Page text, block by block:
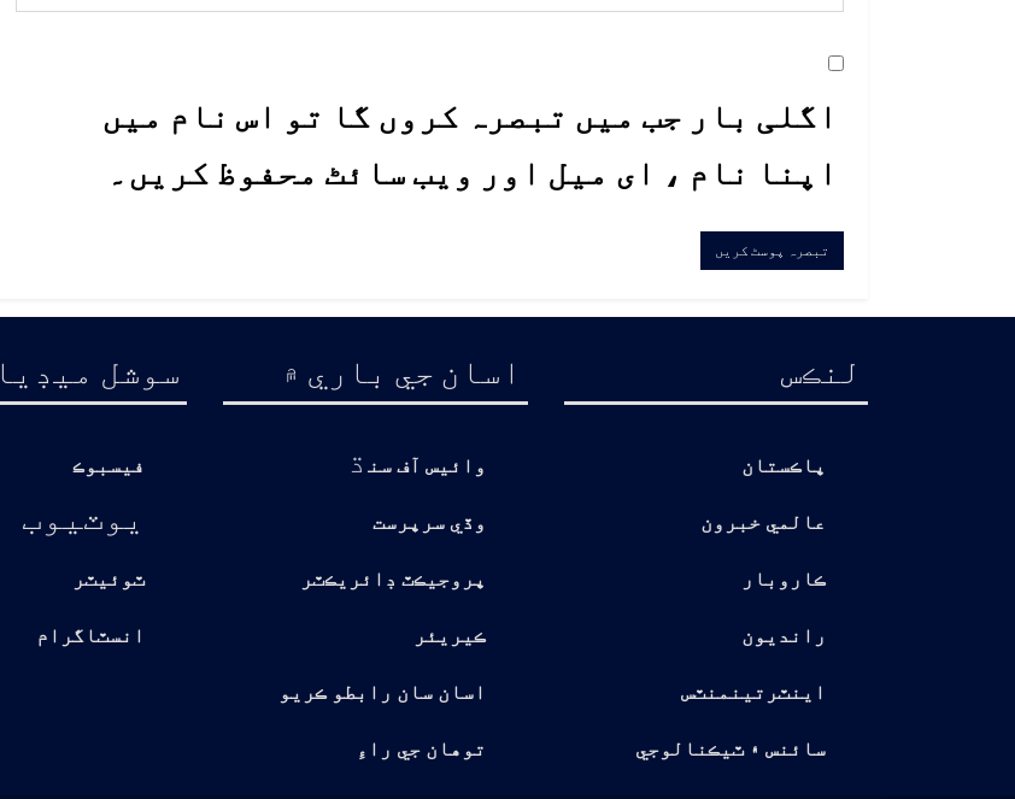
اگلی بار جب میں تبصرہ کروں گا تو اس نام میں
اپنا نام ، ای میل اور ویب سائٹ محفوظ کریں۔
لنڪس
پاڪستان
عالمي خبرون
ڪاروبار
رانديون
اينٽرتينمنٽس
سائنس ۽ ٽيڪنالوجي
اسان جي باري ۾
وائيس آف سن ڌ
وڏي سرپرست
پروجيڪٽ ڊائريڪٽر
ڪيريئر
اسان سان رابطو ڪريو
توهان جي راءِ
سوشل ميڊيا
فيسبوڪ
يوٽيوب
ٽوئيٽر
انسٽاگرام